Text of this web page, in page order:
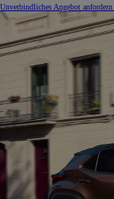
Unverbindliches Angebot anfordern